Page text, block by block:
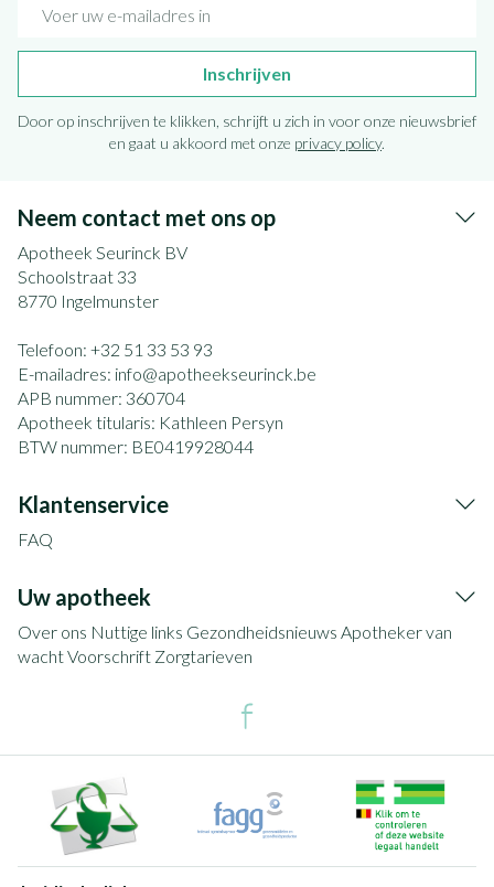
Inschrijven
Door op inschrijven te klikken, schrijft u zich in voor onze nieuwsbrief
en gaat u akkoord met onze privacy policy.
Neem contact met ons op
Apotheek Seurinck BV
Schoolstraat 33
8770 Ingelmunster
Telefoon: +32 51 33 53 93
E-mailadres: info@apotheekseurinck.be
APB nummer: 360704
Apotheek titularis: Kathleen Persyn
BTW nummer: BE0419928044
Klantenservice
FAQ
Uw apotheek
Over ons Nuttige links Gezondheidsnieuws Apotheker van
wachtVoorschrift Zorgtarieven